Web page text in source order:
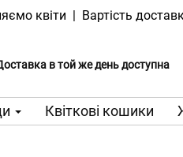
квіти | Вартість
в той же день доступна
від 99 CZK
дату доставки
Квіткові кошики